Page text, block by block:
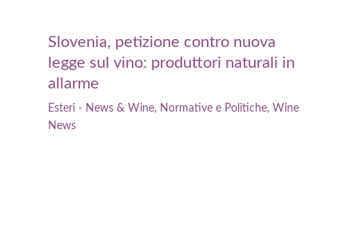
Slovenia, petizione contro nuova
legge sul vino: produttori naturali in
allarme
Esteri - News & Wine, Normative e Politiche, Wine
News